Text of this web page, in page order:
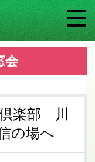
会
楽部 川
の場へ